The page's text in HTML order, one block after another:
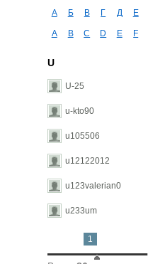
А Б В Г Д Е
A B C D E F
U
U-25
u-kto90
u105506
u12122012
u123valerian0
u233um
1